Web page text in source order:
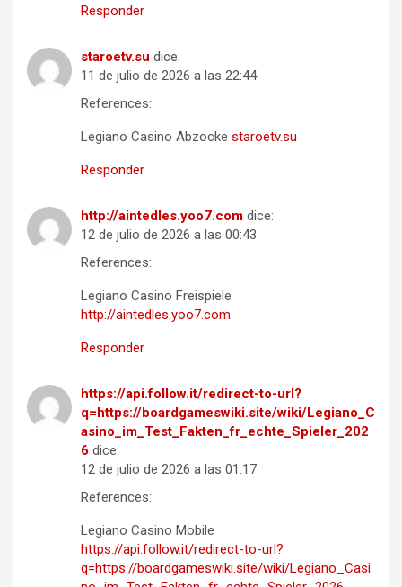
Responder
staroetv.su dice:
11 de julio de 2026 a las 22:44
References:
Legiano Casino Abzocke staroetv.su
Responder
http://aintedles.yoo7.com dice:
12 de julio de 2026 a las 00:43
References:
Legiano Casino Freispiele
http://aintedles.yoo7.com
Responder
https://api.follow.it/redirect-to-url?
q=https://boardgameswiki.site/wiki/Legiano_C
asino_im_Test_Fakten_fr_echte_Spieler_202
6 dice:
12 de julio de 2026 a las 01:17
References:
Legiano Casino Mobile
https://api.follow.it/redirect-to-url?
q=https://boardgameswiki.site/wiki/Legiano_Casi